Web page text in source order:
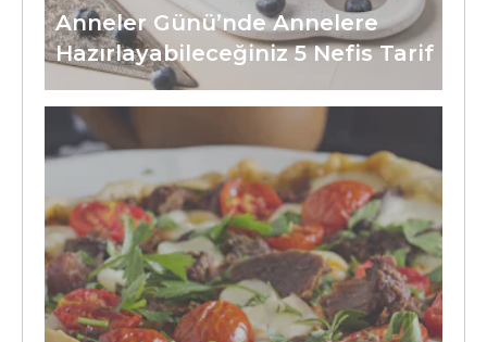
Anneler Günü’nde Annelere
Hazırlayabileceğiniz 5 Nefis Tarif